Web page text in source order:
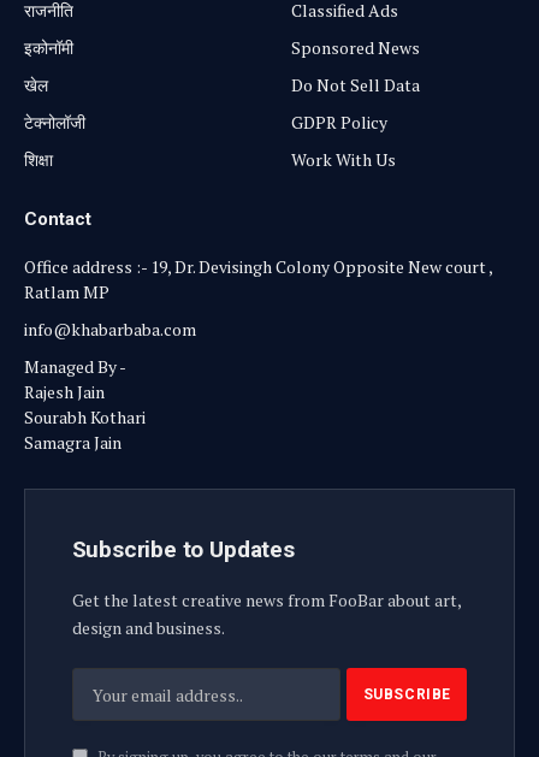
राजनीति
⁠इकोनॉमी
खेल
टेक्नोलॉजी
शिक्षा
Classified Ads
Sponsored News
Do Not Sell Data
GDPR Policy
Work With Us
Contact
Office address :- 19, Dr. Devisingh Colony Opposite New court ,
Ratlam MP
info@khabarbaba.com
Managed By -
Rajesh Jain
Sourabh Kothari
Samagra Jain
Subscribe to Updates
Get the latest creative news from FooBar about art,
design and business.